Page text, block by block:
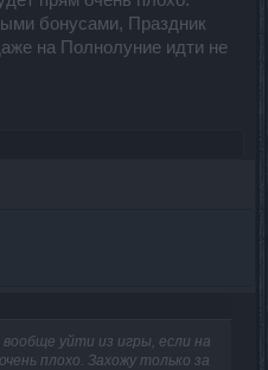
бонусами, Праздник
на Полнолуние идти не
уйти из игры, если на
плохо. Захожу только за